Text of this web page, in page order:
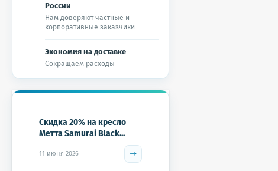
России
Нам доверяют частные и
корпоративные заказчики
Экономия на доставке
Сокращаем расходы
Скидка 20% на кресло
Метта Samurai Black...
11 июня 2026